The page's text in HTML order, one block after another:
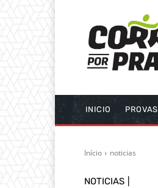
INICIO PROVAS
Início noticias
NOTICIAS